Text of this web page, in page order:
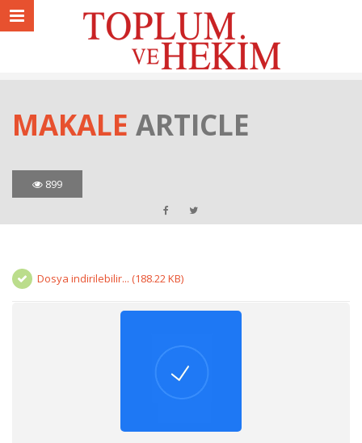
MAKALE ARTICLE
899
Dosya indirilebilir... (188.22 KB)